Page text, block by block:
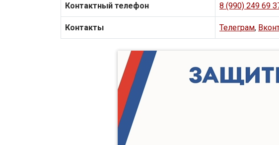
Контактный телефон 8 (990) 249 69
Контакты Телеграм,